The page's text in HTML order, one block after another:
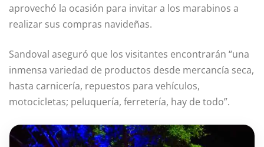
aprovechó la ocasión para invitar a los marabinos a
realizar sus compras navideñas.
Sandoval aseguró que los visitantes encontrarán “una
inmensa variedad de productos desde mercancía seca,
hasta carnicería, repuestos para vehículos,
motocicletas; peluquería, ferretería, hay de todo”.